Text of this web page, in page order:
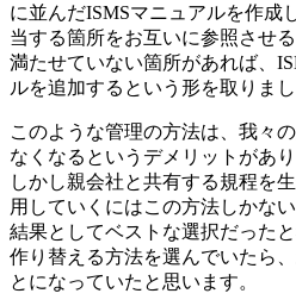
に並んだISMSマニュアルを作成
当する箇所をお互いに参照させ
満たせていない箇所があれば、
ルを追加するという形を取りまし
このような管理の方法は、我々
なくなるというデメリットがあり
しかし親会社と共有する規程を
用していくにはこの方法しかない
結果としてベストな選択だった
作り替える方法を選んでいたら
とになっていたと思います。